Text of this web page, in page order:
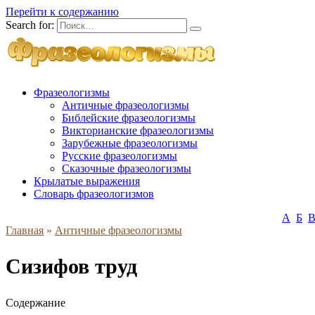
Перейти к содержанию
Search for:
Фразеологизмы
Античные фразеологизмы
Библейские фразеологизмы
Викторианские фразеологизмы
Зарубежные фразеологизмы
Русские фразеологизмы
Сказочные фразеологизмы
Крылатые выражения
Словарь фразеологизмов
А Б В
Главная » Античные фразеологизмы
Сизифов труд
Содержание